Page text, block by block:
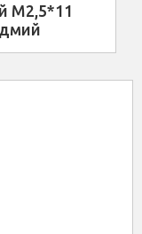
М2,5*11